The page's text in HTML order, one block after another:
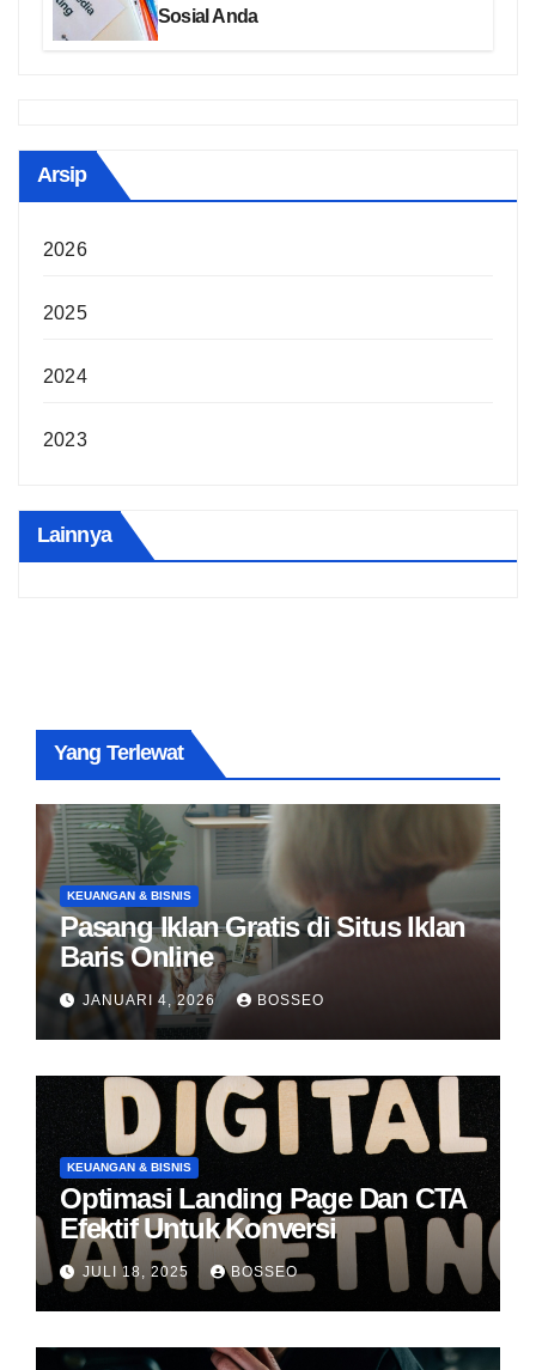
Sosial Anda
Arsip
2026
2025
2024
2023
Lainnya
Yang Terlewat
KEUANGAN & BISNIS
Pasang Iklan Gratis di Situs Iklan
Baris Online
JANUARI 4, 2026 BOSSEO
KEUANGAN & BISNIS
Optimasi Landing Page Dan CTA
Efektif Untuk Konversi
JULI 18, 2025 BOSSEO